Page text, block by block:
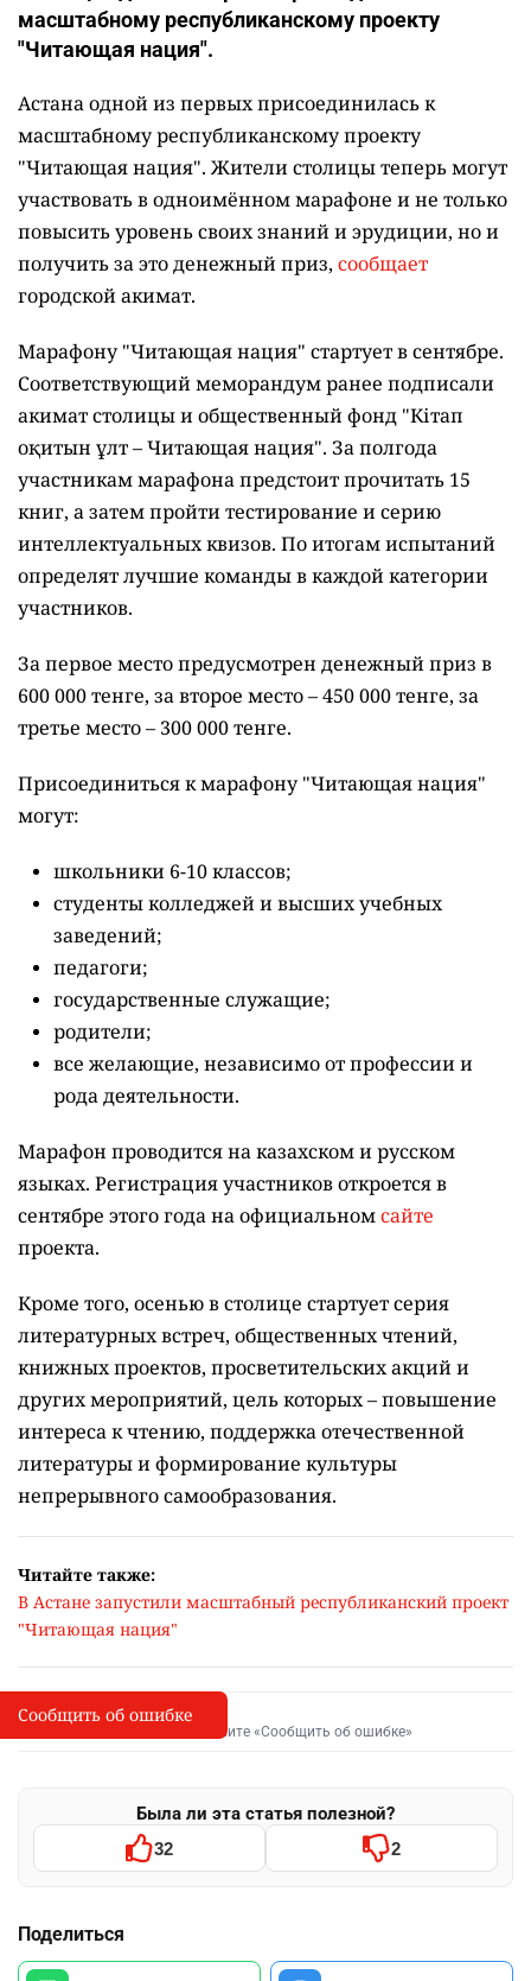
масштабному республиканскому проекту
"Читающая нация".
Астана одной из первых присоединилась к
масштабному республиканскому проекту
"Читающая нация". Жители столицы теперь могут
участвовать в одноимённом марафоне и не только
повысить уровень своих знаний и эрудиции, но и
получить за это денежный приз, сообщает
городской акимат.
Марафону "Читающая нация" стартует в сентябре.
Соответствующий меморандум ранее подписали
акимат столицы и общественный фонд "Кітап
оқитын ұлт – Читающая нация". За полгода
участникам марафона предстоит прочитать 15
книг, а затем пройти тестирование и серию
интеллектуальных квизов. По итогам испытаний
определят лучшие команды в каждой категории
участников.
За первое место предусмотрен денежный приз в
600 000 тенге, за второе место – 450 000 тенге, за
третье место – 300 000 тенге.
Присоединиться к марафону "Читающая нация"
могут:
школьники 6-10 классов;
студенты колледжей и высших учебных
заведений;
педагоги;
государственные служащие;
родители;
все желающие, независимо от профессии и
рода деятельности.
Марафон проводится на казахском и русском
языках. Регистрация участников откроется в
сентябре этого года на официальномсайте
проекта.
Кроме того, осенью в столице стартует серия
литературных встреч, общественных чтений,
книжных проектов, просветительских акций и
других мероприятий, цель которых –повышение
интереса к чтению, поддержка отечественной
литературы и формирование культуры
непрерывного самообразования.
Читайте также:
В Астане запустили масштабный республиканский проект
"Читающая нация"
I
Сообщить об опечатке
Выделите фрагмент и нажмите «Сообщить об ошибке»
Была ли эта статья полезной?
32 2
Поделиться
Сообщить об ошибке